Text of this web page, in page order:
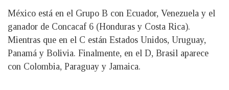
México está en el Grupo B con Ecuador, Venezuela y el
ganador de Concacaf 6 (Honduras y Costa Rica).
Mientras que en el C están Estados Unidos, Uruguay,
Panamá y Bolivia. Finalmente, en el D, Brasil aparece
con Colombia, Paraguay y Jamaica.